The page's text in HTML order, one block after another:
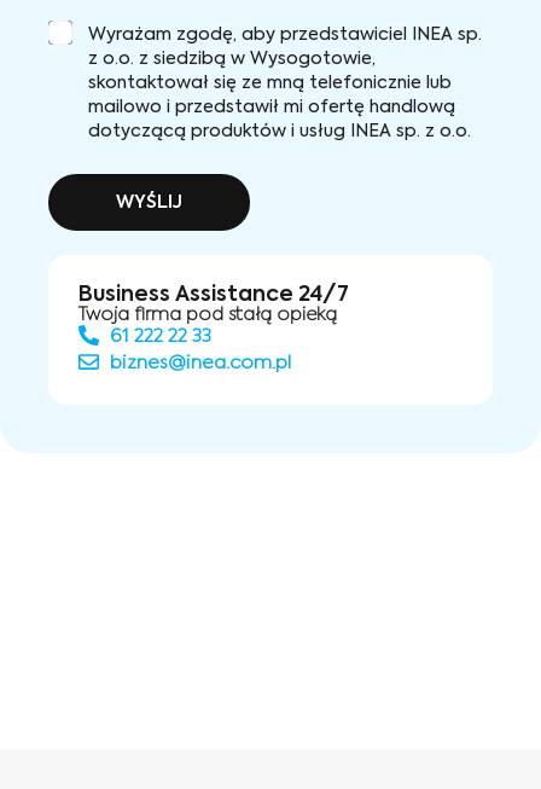
Wyrażam zgodę, aby przedstawiciel INEA sp.
z o.o. z siedzibą w Wysogotowie,
skontaktował się ze mną telefonicznie lub
mailowo i przedstawił mi ofertę handlową
dotyczącą produktów i usług INEA sp. z o.o.
WYŚLIJ
Business Assistance 24/7
Twoja firma pod stałą opieką
61 222 22 33
biznes@inea.com.pl